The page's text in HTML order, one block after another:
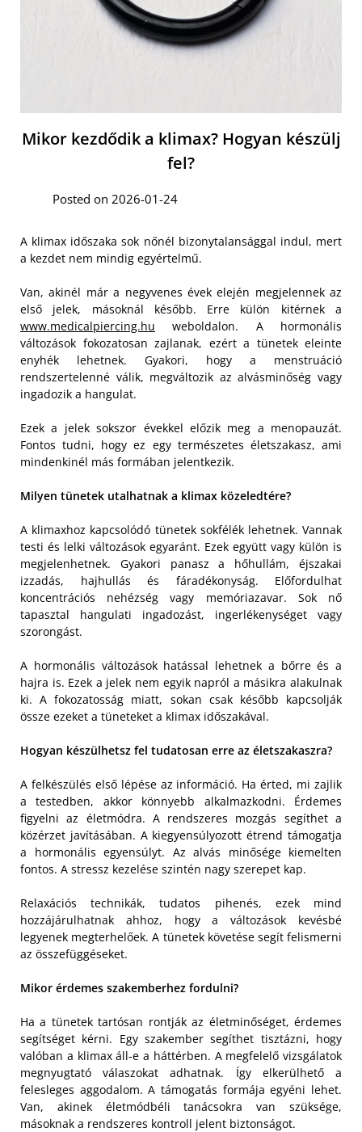
Mikor kezdődik a klimax? Hogyan készülj
fel?
Posted on 2026-01-24
A klimax időszaka sok nőnél bizonytalansággal indul, mert
a kezdet nem mindig egyértelmű.
Van, akinél már a negyvenes évek elején megjelennek az
első jelek, másoknál később. Erre külön kitérnek a
www.medicalpiercing.hu weboldalon. A hormonális
változások fokozatosan zajlanak, ezért a tünetek eleinte
enyhék lehetnek. Gyakori, hogy a menstruáció
rendszertelenné válik, megváltozik az alvásminőség vagy
ingadozik a hangulat.
Ezek a jelek sokszor évekkel előzik meg a menopauzát.
Fontos tudni, hogy ez egy természetes életszakasz, ami
mindenkinél más formában jelentkezik.
Milyen tünetek utalhatnak a klimax közeledtére?
A klimaxhoz kapcsolódó tünetek sokfélék lehetnek. Vannak
testi és lelki változások egyaránt. Ezek együtt vagy külön is
megjelenhetnek. Gyakori panasz a hőhullám, éjszakai
izzadás, hajhullás és fáradékonyság. Előfordulhat
koncentrációs nehézség vagy memóriazavar. Sok nő
tapasztal hangulati ingadozást, ingerlékenységet vagy
szorongást.
A hormonális változások hatással lehetnek a bőrre és a
hajra is. Ezek a jelek nem egyik napról a másikra alakulnak
ki. A fokozatosság miatt, sokan csak később kapcsolják
össze ezeket a tüneteket a klimax időszakával.
Hogyan készülhetsz fel tudatosan erre az életszakaszra?
A felkészülés első lépése az információ. Ha érted, mi zajlik
a testedben, akkor könnyebb alkalmazkodni. Érdemes
figyelni az életmódra. A rendszeres mozgás segíthet a
közérzet javításában. A kiegyensúlyozott étrend támogatja
a hormonális egyensúlyt. Az alvás minősége kiemelten
fontos. A stressz kezelése szintén nagy szerepet kap.
Relaxációs technikák, tudatos pihenés, ezek mind
hozzájárulhatnak ahhoz, hogy a változások kevésbé
legyenek megterhelőek. A tünetek követése segít felismerni
az összefüggéseket.
Mikor érdemes szakemberhez fordulni?
Ha a tünetek tartósan rontják az életminőséget, érdemes
segítséget kérni. Egy szakember segíthet tisztázni, hogy
valóban a klimax áll-e a háttérben. A megfelelő vizsgálatok
megnyugtató válaszokat adhatnak. Így elkerülhető a
felesleges aggodalom. A támogatás formája egyéni lehet.
Van, akinek életmódbéli tanácsokra van szüksége,
másoknak a rendszeres kontroll jelent biztonságot.